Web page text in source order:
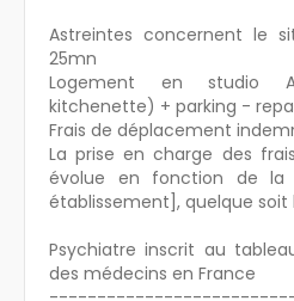
Astreintes concernent le
25mn
Logement en studio
kitchenette) + parking -
Frais de déplacement
La prise en charge des
évolue en fonction de la
établissement], quelque
Psychiatre inscrit au
des médecins en France